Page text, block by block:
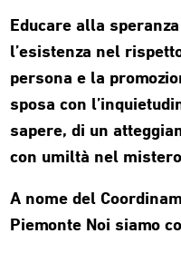
Educare alla
l’esistenza nel
persona e la
sposa con
sapere, di un
con umiltà nel
A nome del
Piemonte Noi siamo